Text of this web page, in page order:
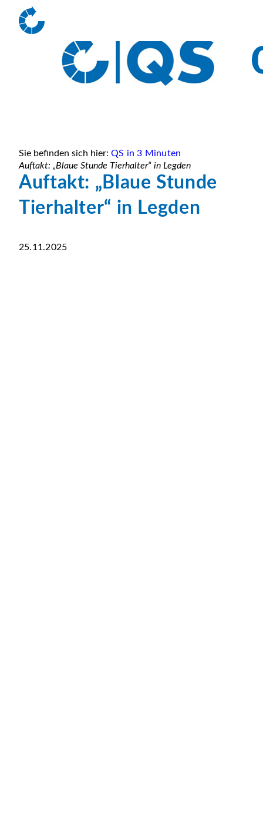
Sie befinden sich hier: QS in 3 Minuten
Auftakt: „Blaue Stunde Tierhalter“ in Legden
Auftakt: „Blaue Stunde
Tierhalter“ in Legden
25.11.2025